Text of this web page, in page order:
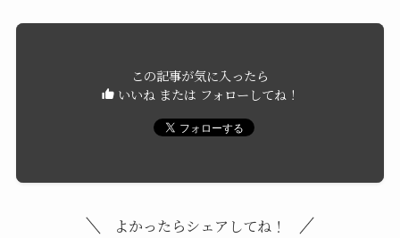
この記事が気に入ったら
いいね または フォローしてね！
よかったらシェアしてね！